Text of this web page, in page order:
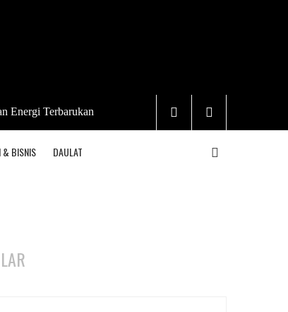
Energi Terbarukan
& BISNIS DAULAT